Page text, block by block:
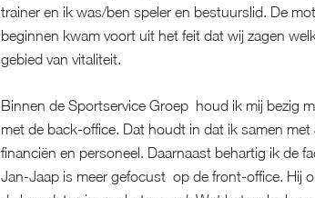
trainer en ik was/ben speler en bestuurslid. De
beginnen kwam voort uit het feit dat wij zagen
gebied van vitaliteit.
Binnen de Sportservice Groep houd ik mij bezig
met de back-office. Dat houdt in dat ik samen
financiën en personeel. Daarnaast behartig ik de
Jan-Jaap is meer gefocust op de front-office. Hij